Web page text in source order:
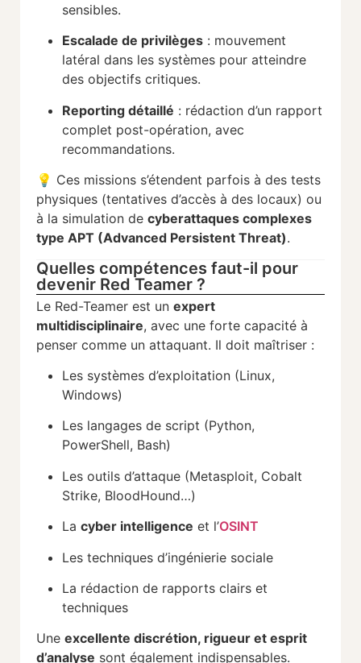
sensibles.
Escalade de privilèges : mouvement
latéral dans les systèmes pour atteindre
des objectifs critiques.
Reporting détaillé : rédaction d’un rapport
complet post-opération, avec
recommandations.
💡 Ces missions s’étendent parfois à des tests
physiques (tentatives d’accès à des locaux) ou
à la simulation de cyberattaques complexes
type APT (Advanced Persistent Threat).
Quelles compétences faut-il pour
devenir Red Teamer ?
Le Red-Teamer est un expert
multidisciplinaire, avec une forte capacité à
penser comme un attaquant. Il doit maîtriser :
Les systèmes d’exploitation (Linux,
Windows)
Les langages de script (Python,
PowerShell, Bash)
Les outils d’attaque (Metasploit, Cobalt
Strike, BloodHound…)
La cyber intelligence et l’OSINT
Les techniques d’ingénierie sociale
La rédaction de rapports clairs et
techniques
Une excellente discrétion, rigueur et esprit
d’analyse sont également indispensables.